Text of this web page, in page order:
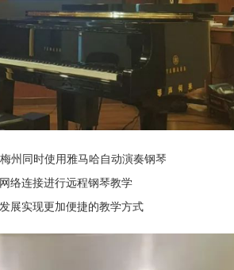
州同时使用雅马哈自动演奏钢琴
络连接进行远程钢琴教学
展实现更加便捷的教学方式